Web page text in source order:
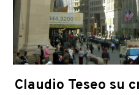
Claudio Teseo su